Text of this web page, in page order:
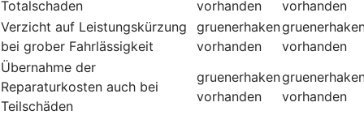
Totalschaden vorhanden
vorhanden
Verzicht auf Leistungskürzung
bei grober Fahrlässigkeit
gruenerhaken
vorhanden
vorhanden
Übernahme der
Reparaturkosten auch bei
Teilschäden
gruenerhaken
vorhanden
vorhanden